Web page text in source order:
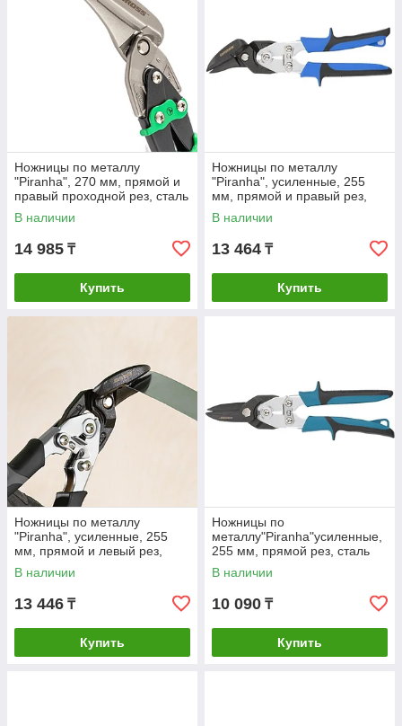
Ножницы по металлу
"Piranha", 270 мм, прямой и
правый проходной рез, сталь
СrMo, двухкомпонентные
рукоятки
В наличии
14 985 ₸
Купить
Ножницы по металлу
"Piranha", усиленные, 255
мм, прямой и правый рез,
сталь СrMo,
двухкомпонентные рукоятки
В наличии
13 464 ₸
Купить
Ножницы по металлу
"Piranha", усиленные, 255
мм, прямой и левый рез,
сталь СrMo,
двухкомпонентные рукоятки
В наличии
13 446 ₸
Купить
Ножницы по
металлу"Piranha"усиленные,
255 мм, прямой рез, сталь
СrMo, двухкомпонентные
рукоятки Gross
В наличии
10 090 ₸
Купить